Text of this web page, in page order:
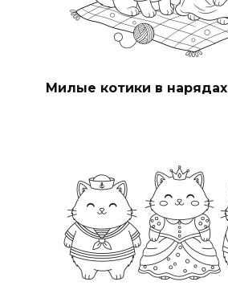
Милые котики в нарядах